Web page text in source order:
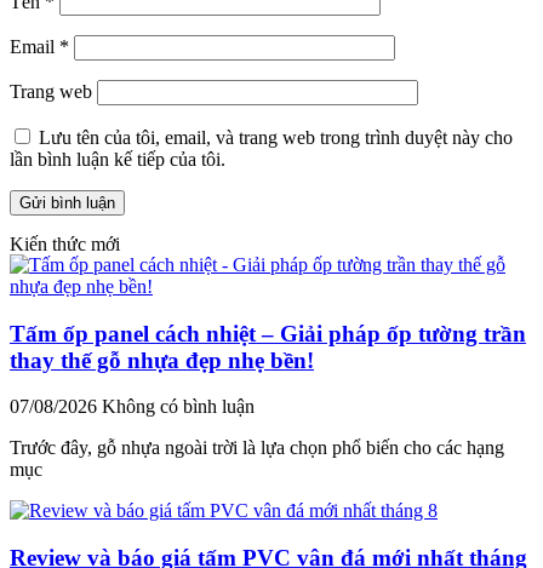
Email *
Trang web
Lưu tên của tôi, email, và trang web trong trình duyệt này cho
lần bình luận kế tiếp của tôi.
Kiến thức mới
Tấm ốp panel cách nhiệt – Giải pháp ốp tường trần
thay thế gỗ nhựa đẹp nhẹ bền!
07/08/2026 Không có bình luận
Trước đây, gỗ nhựa ngoài trời là lựa chọn phổ biến cho các hạng
mục
Review và báo giá tấm PVC vân đá mới nhất tháng